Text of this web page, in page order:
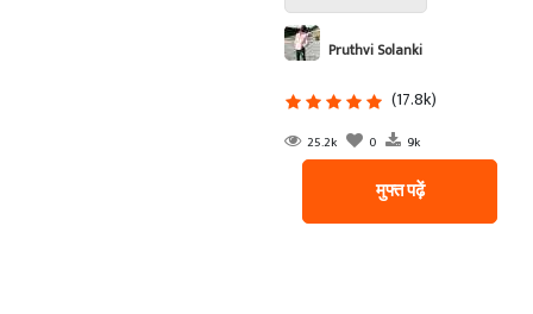
Pruthvi Solanki
(17.8k)
25.2k 0 9k
मुफ्त पढ़ें